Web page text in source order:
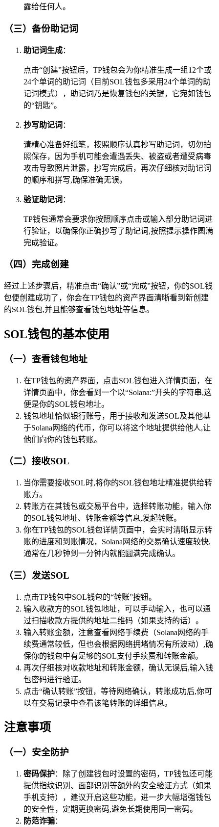
露给任何人。
（三）备份助记词
助记词生成：
点击“创建”按钮后，TP钱包会为你精准生成一组12个或
24个单词的助记词（目前SOL钱包多采用24个单词的助
记词模式），助记词乃是恢复钱包的关键，它宛如钱包
的“钥匙”。
抄写助记词 ：
请精心准备好纸笔，按照顺序认真抄写助记词，切勿拍
照保存，因为手机可能会遭遇丢失、被盗或者遭受病毒
攻击导致照片泄露，抄写完成后，再次仔细核对助记词
的顺序和拼写,确保准确无误。
验证助记词 ：
TP钱包通常会要求你按照顺序点击或输入部分助记词进
行验证，以确保你正确抄写了助记词,按照提示操作圆满
完成验证。
（四）完成创建
经过上述步骤后，精准点击“确认”或“完成”按钮，你的SOL钱
包便创建成功了，你会在TP钱包的资产界面清晰看到新创建
的SOL钱包,并且能够查看钱包地址等信息。
SOL钱包的基本使用
（一）查看钱包地址
在TP钱包的资产界面，点击SOL钱包进入详情页面，在
详情页面中，你会看到一个以“Solana:”开头的字符串,这
便是你的SOL钱包地址。
钱包地址恰似银行账号，用于接收和发送SOL及其他基
于Solana网络的代币，你可以将这个地址提供给他人,让
他们向你的钱包转账。
（二）接收SOL
当你需要接收SOL时,将你的SOL钱包地址精准提供给转
账方。
转账方在其钱包或交易平台中，选择转账功能，输入你
的SOL钱包地址、转账金额等信息,发起转账。
你在TP钱包的SOL钱包详情页面中，会实时清晰显示转
账的进度和到账情况，Solana网络的交易确认速度较快,
通常在几秒钟到一分钟内就能圆满完成确认。
（三）发送SOL
点击TP钱包中SOL钱包的“转账”按钮。
输入收款方的SOL钱包地址，可以手动输入，也可以通
过扫描收款方提供的地址二维码（如果支持的话）。
输入转账金额，注意查看网络手续费（Solana网络的手
续费通常较低，但也会根据网络拥堵情况有所波动）,确
保你的钱包中有足够的SOL支付手续费和转账金额。
再次仔细核对收款地址和转账金额，确认无误后,输入钱
包密码进行验证。
点击“确认转账”按钮，等待网络确认，转账成功后,你可
以在交易记录中查看该笔转账的详细信息。
注意事项
（一）安全防护
密码保护：除了创建钱包时设置的密码，TP钱包还可能
提供指纹识别、面部识别等额外的安全验证方式（如果
手机支持），建议开启这些功能，进一步大幅增强钱包
的安全性，定期更换密码,避免长期使用同一密码。
防范诈骗：